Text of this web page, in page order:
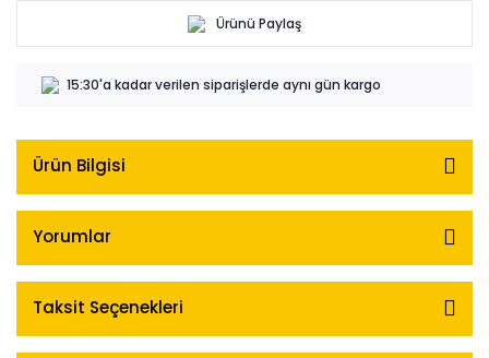
Ürünü Paylaş
15:30'a kadar verilen siparişlerde aynı gün kargo
Ürün Bilgisi
Yorumlar
Taksit Seçenekleri